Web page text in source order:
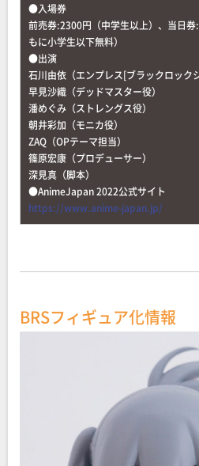
●入場券
前売券:2300円（中学生以上）、当日
もに小学生以下無料）
●出演
石川由依（エンプレス[ブラックロック
早見沙織（デッドマスター役）
潘めぐみ（ストレングス役）
朝井彩加（モニカ役）
ZAQ（OPテーマ担当）
篠原宏康（プロデューサー）
深見真（脚本）
●AnimeJapan 2022公式サイト
https://www.anime-japan.jp/
BRSフィギュア化情報